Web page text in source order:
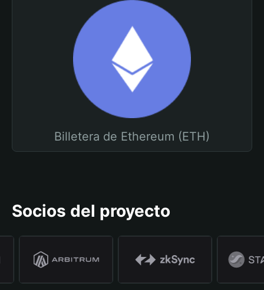
Billetera de Ethereum (ETH)
Socios del proyecto